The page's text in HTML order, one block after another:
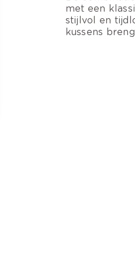
met een
stijlvol en
kussens